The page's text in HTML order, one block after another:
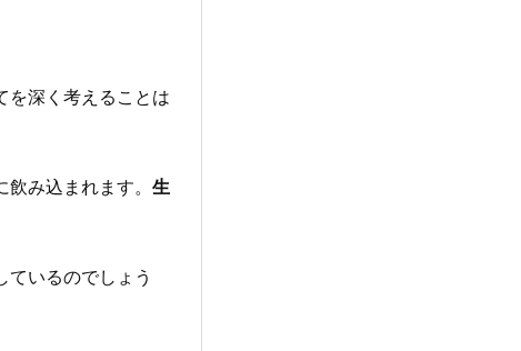
を深く考えることは
み込まれます。 生
いるのでしょう